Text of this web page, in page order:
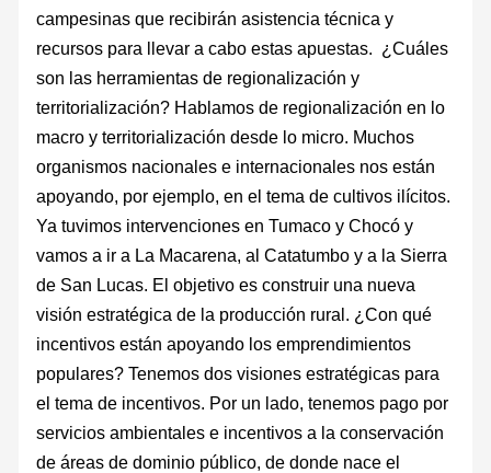
campesinas que recibirán asistencia técnica y
recursos para llevar a cabo estas apuestas. ¿Cuáles
son las herramientas de regionalización y
territorialización? Hablamos de regionalización en lo
macro y territorialización desde lo micro. Muchos
organismos nacionales e internacionales nos están
apoyando, por ejemplo, en el tema de cultivos ilícitos.
Ya tuvimos intervenciones en Tumaco y Chocó y
vamos a ir a La Macarena, al Catatumbo y a la Sierra
de San Lucas. El objetivo es construir una nueva
visión estratégica de la producción rural. ¿Con qué
incentivos están apoyando los emprendimientos
populares? Tenemos dos visiones estratégicas para
el tema de incentivos. Por un lado, tenemos pago por
servicios ambientales e incentivos a la conservación
de áreas de dominio público, de donde nace el